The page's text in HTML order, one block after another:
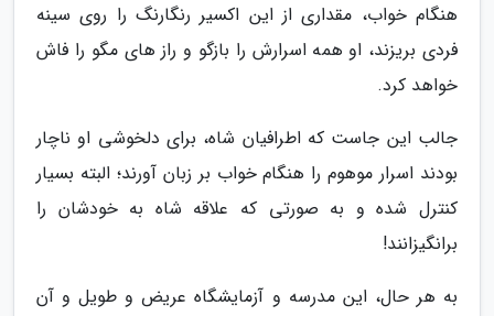
هنگام خواب، مقداری از این اکسیر رنگارنگ را روی سینه
فردی بریزند، او همه اسرارش را بازگو و راز های مگو را فاش
خواهد کرد.
جالب این جاست که اطرافیان شاه، برای دلخوشی او ناچار
بودند اسرار موهوم را هنگام خواب بر زبان آورند؛ البته بسیار
کنترل شده و به صورتی که علاقه شاه به خودشان را
برانگیزانند!
به هر حال، این مدرسه و آزمایشگاه عریض و طویل و آن